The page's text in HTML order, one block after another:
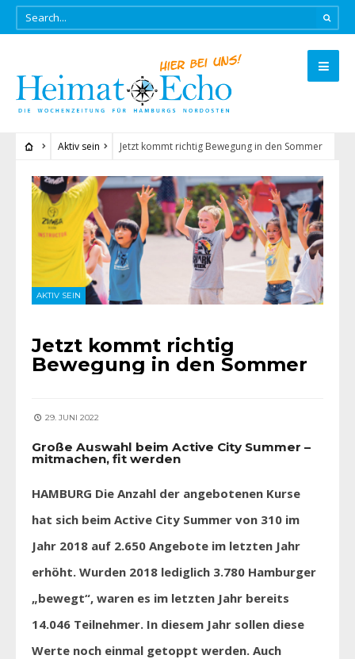
Aktiv sein Jetzt kommt richtig Bewegung in den Sommer
AKTIV SEIN
Jetzt kommt richtig
Bewegung in den Sommer
29. JUNI 2022
Große Auswahl beim Active City Summer –
mitmachen, fit werden
HAMBURG Die Anzahl der angebotenen Kurse
hat sich beim Active City Summer von 310 im
Jahr 2018 auf 2.650 Angebote im letzten Jahr
erhöht. Wurden 2018 lediglich 3.780 Hamburger
„bewegt“, waren es im letzten Jahr bereits
14.046 Teilnehmer. In diesem Jahr sollen diese
Werte noch einmal getoppt werden. Auch